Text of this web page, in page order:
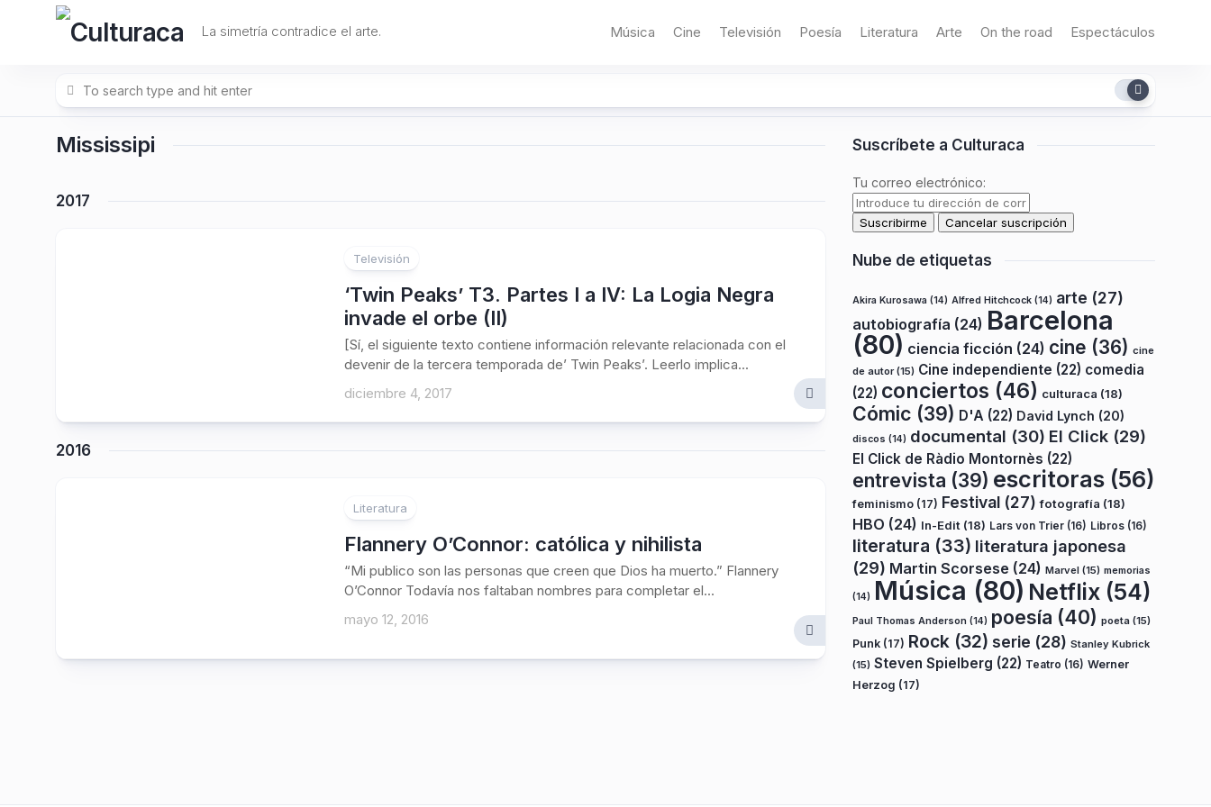
La simetría contradice el arte. Música Cine Televisión Poesía Literatura Arte On the road Espectáculos
Mississipi
2017
Televisión
‘Twin Peaks’ T3. Partes I a IV: La Logia Negra
invade el orbe (II)
[Sí, el siguiente texto contiene información relevante relacionada con el
devenir de la tercera temporada de’ Twin Peaks’. Leerlo implica...
diciembre 4, 2017
2016
Literatura
Flannery O’Connor: católica y nihilista
“Mi publico son las personas que creen que Dios ha muerto.” Flannery
O’Connor Todavía nos faltaban nombres para completar el...
mayo 12, 2016
Suscríbete a Culturaca
Tu correo electrónico:
Nube de etiquetas
Akira Kurosawa (14) Alfred Hitchcock (14) arte (27)
autobiografía (24) Barcelona
(80) ciencia ficción (24) cine (36) cine
de autor(15) Cine independiente (22) comedia
(22) conciertos (46) culturaca (18)
Cómic (39) D'A (22) David Lynch (20)
discos (14) documental (30) El Click (29)
El Click de Ràdio Montornès (22)
entrevista (39) escritoras (56)
feminismo (17) Festival (27) fotografía (18)
HBO (24) In-Edit (18) Lars von Trier (16) Libros (16)
literatura (33) literatura japonesa
(29) Martin Scorsese (24) Marvel (15) memorias
(14) Música (80) Netflix (54)
Paul Thomas Anderson (14) poesía (40) poeta (15)
Punk (17) Rock (32) serie (28) Stanley Kubrick
(15) Steven Spielberg (22) Teatro (16) Werner
Herzog (17)